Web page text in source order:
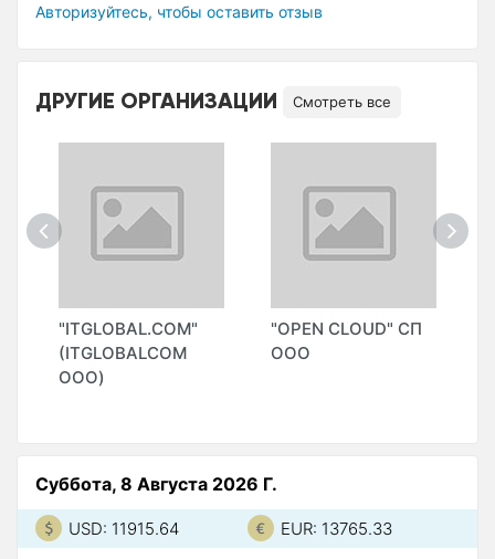
Авторизуйтесь, чтобы оставить отзыв
ДРУГИЕ ОРГАНИЗАЦИИ Смотреть все
"ITGLOBAL.COM"
(ITGLOBALCOM
ООО)
"OPEN CLOUD" СП
ООО
Суббота, 8 Августа 2026 Г.
USD: 11915.64 EUR: 13765.33